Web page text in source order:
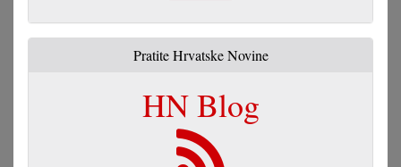
Pratite Hrvatske Novine
HN Blog